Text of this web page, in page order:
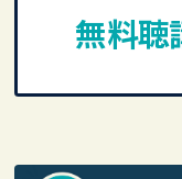
無料聴